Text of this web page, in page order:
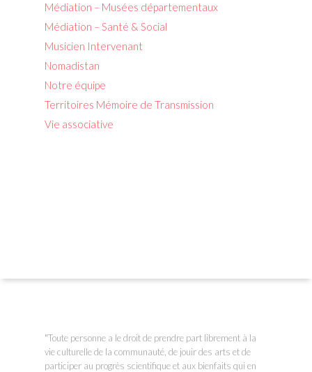
Médiation – Musées départementaux
Médiation – Santé & Social
Musicien Intervenant
Nomadistan
Notre équipe
Territoires Mémoire de Transmission
Vie associative
"Toute personne a le droit de prendre part librement à la
vie culturelle de la communauté, de jouir des arts et de
participer au progrès scientifique et aux bienfaits qui en